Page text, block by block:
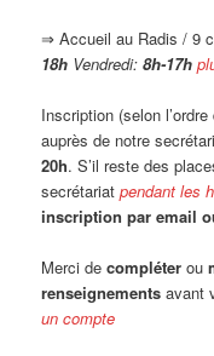
⇒ Accueil au Radis / 9
18h Vendredi:8h-17h
Inscription (selon
auprès de notre
20h. S’il reste des
secrétariatpendant les
inscription par email
Merci decompléter ou
renseignements avant
un compte